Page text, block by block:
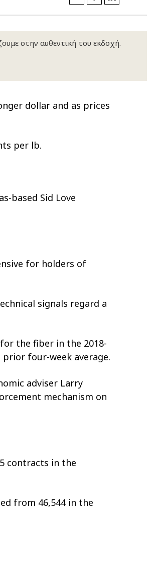
στην αυθεντική του εκδοχή.
dollar and as prices
per lb.
based Sid Love
for holders of
signals regard a
the fiber in the 2018-
four-week average.
adviser Larry
mechanism on
contracts in the
from 46,544 in the